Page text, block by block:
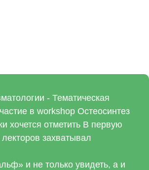
- Тематическая
в workshop Остеосинтез
хочется отметить В первую
захватывал
и не только увидеть, а и